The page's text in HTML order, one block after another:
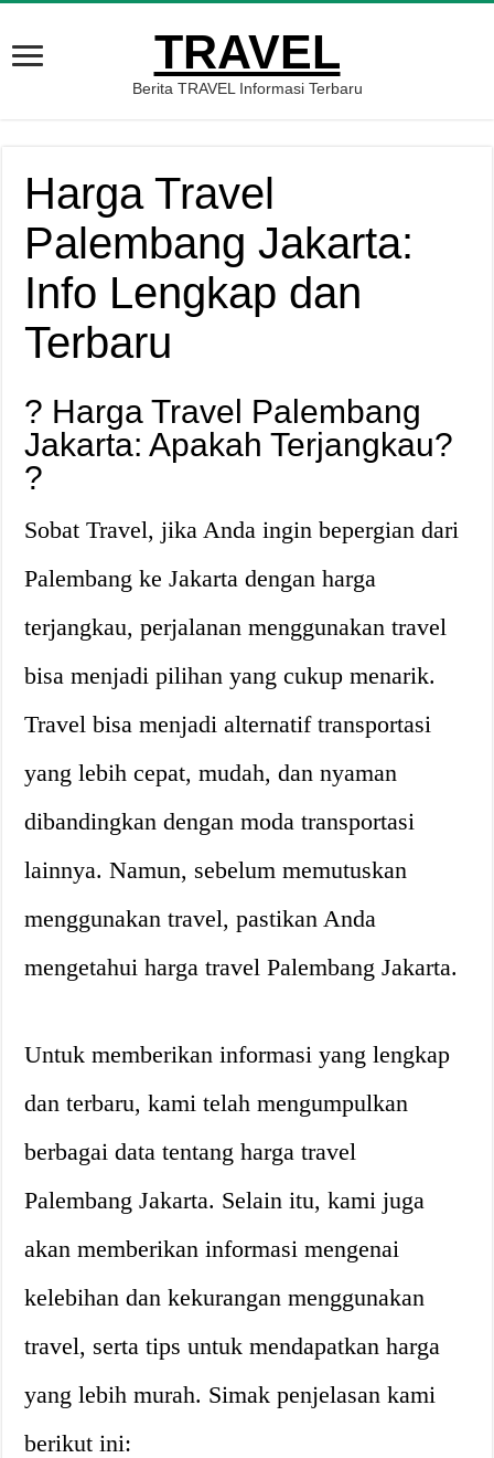
TRAVEL
Berita TRAVEL Informasi Terbaru
Harga Travel
Palembang Jakarta:
Info Lengkap dan
Terbaru
? Harga Travel Palembang
Jakarta: Apakah Terjangkau?
?
Sobat Travel, jika Anda ingin bepergian dari
Palembang ke Jakarta dengan harga
terjangkau, perjalanan menggunakan travel
bisa menjadi pilihan yang cukup menarik.
Travel bisa menjadi alternatif transportasi
yang lebih cepat, mudah, dan nyaman
dibandingkan dengan moda transportasi
lainnya. Namun, sebelum memutuskan
menggunakan travel, pastikan Anda
mengetahui harga travel Palembang Jakarta.
Untuk memberikan informasi yang lengkap
dan terbaru, kami telah mengumpulkan
berbagai data tentang harga travel
Palembang Jakarta. Selain itu, kami juga
akan memberikan informasi mengenai
kelebihan dan kekurangan menggunakan
travel, serta tips untuk mendapatkan harga
yang lebih murah. Simak penjelasan kami
berikut ini: